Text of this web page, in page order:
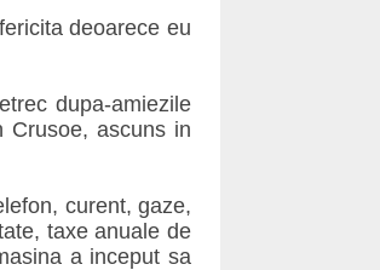
deoarece eu
dupa-amiezile
Crusoe, ascuns in
curent, gaze,
taxe anuale de
a inceput sa